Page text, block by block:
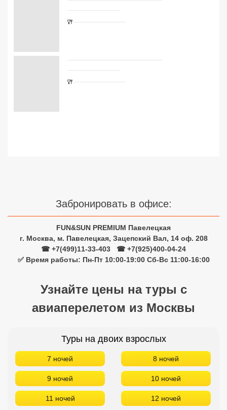
Забронировать в офисе:
FUN&SUN PREMIUM Павелецкая
г. Москва, м. Павелецкая, Зацепский Вал, 14 оф. 208
☎ +7(499)11-33-403
☎ +7(925)400-04-24
✅ Время работы: Пн-Пт 10:00-19:00 Сб-Вс 11:00-16:00
Узнайте цены на туры с
авиаперелетом из Москвы
Туры на двоих взрослых
7 ночей 8 ночей
9 ночей 10 ночей
11 ночей 12 ночей
Сетевые отели Турции
Сетевые отели ОАЭ
Сетевые отели Таиланда
Сетевые отели Сейшел
Сетевые отели Маврикия